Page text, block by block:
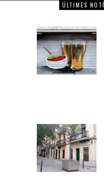
ÚLTIMES